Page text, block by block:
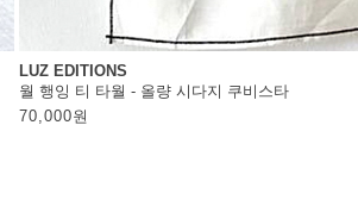
LUZ EDITIONS
월 행잉 티 타월 - 올량 시다지 쿠비스타
70,000원